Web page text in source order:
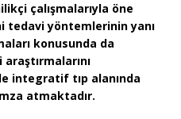
çalışmalarıyla öne
tedavi yöntemlerinin yanı
konusunda da
integratif tıp alanında
atmaktadır.